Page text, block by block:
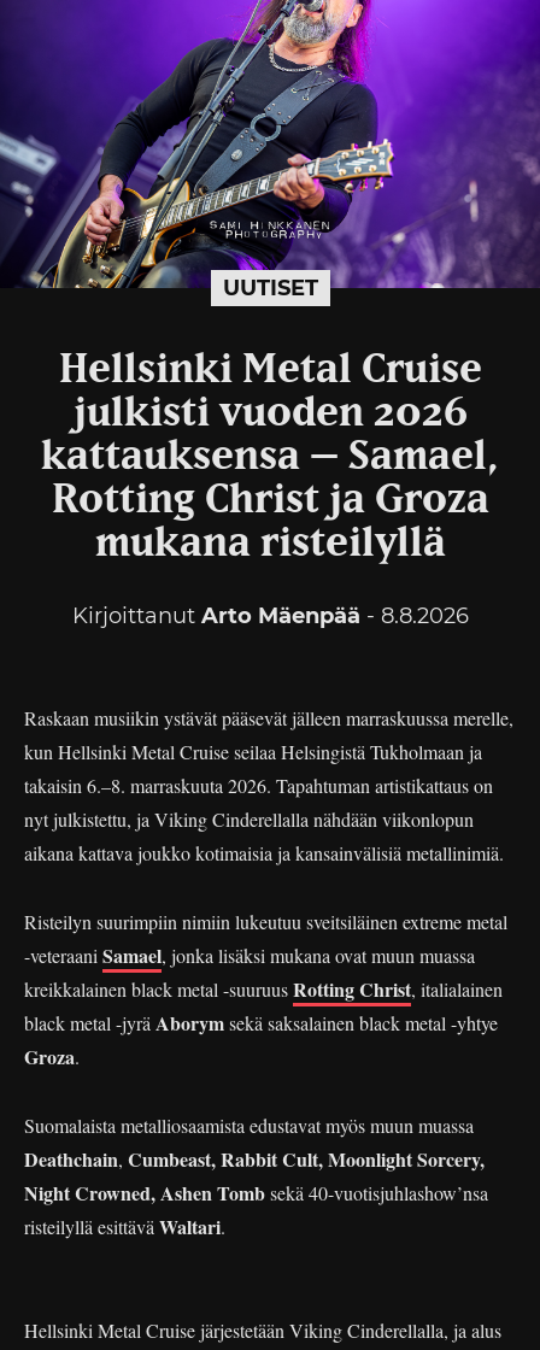
UUTISET
Hellsinki Metal Cruise
julkisti vuoden 2026
kattauksensa – Samael,
Rotting Christ ja Groza
mukana risteilyllä
Kirjoittanut Arto Mäenpää - 8.8.2026
Raskaan musiikin ystävät pääsevät jälleen marraskuussa merelle,
kun Hellsinki Metal Cruise seilaa Helsingistä Tukholmaan ja
takaisin 6.–8. marraskuuta 2026. Tapahtuman artistikattaus on
nyt julkistettu, ja Viking Cinderellalla nähdään viikonlopun
aikana kattava joukko kotimaisia ja kansainvälisiä metallinimiä.
Risteilyn suurimpiin nimiin lukeutuu sveitsiläinen extreme metal
-veteraani Samael, jonka lisäksi mukana ovat muun muassa
kreikkalainen black metal -suuruusRotting Christ, italialainen
black metal -jyrä Aborymsekä saksalainen black metal -yhtye
Groza.
Suomalaista metalliosaamista edustavat myös muun muassa
Deathchain, Cumbeast, Rabbit Cult, Moonlight Sorcery,
Night Crowned, Ashen Tombsekä 40-vuotisjuhlashow’nsa
risteilyllä esittävä Waltari.
Hellsinki Metal Cruise järjestetään Viking Cinderellalla, ja alus